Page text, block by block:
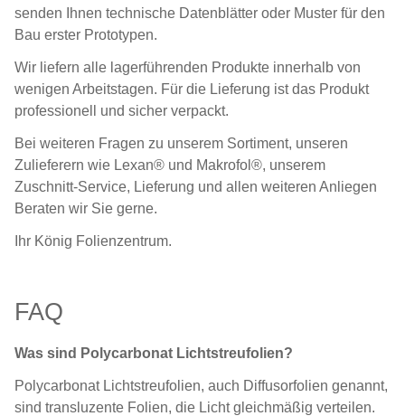
senden Ihnen technische Datenblätter oder Muster für den
Bau erster Prototypen.
Wir liefern alle lagerführenden Produkte innerhalb von
wenigen Arbeitstagen. Für die Lieferung ist das Produkt
professionell und sicher verpackt.
Bei weiteren Fragen zu unserem Sortiment, unseren
Zulieferern wie Lexan® und Makrofol®, unserem
Zuschnitt-Service, Lieferung und allen weiteren Anliegen
Beraten wir Sie gerne.
Ihr König Folienzentrum.
FAQ
Was sind Polycarbonat Lichtstreufolien?
Polycarbonat Lichtstreufolien, auch Diffusorfolien genannt,
sind transluzente Folien, die Licht gleichmäßig verteilen.